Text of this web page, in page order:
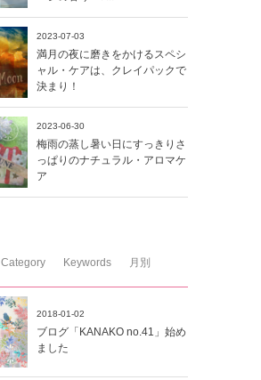
2023-07-03
満月の夜に磨きをかけるスペシ
ャル・ケアは、クレイパックで
決まり！
2023-06-30
梅雨の蒸し暑い日にすっきりさ
っぱりのナチュラル・アロマケ
ア
Category Keywords 月別
2018-01-02
ブログ「KANAKO no.41」始め
ました